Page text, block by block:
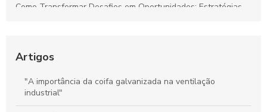
Como Transformar Desafios em Oportunidades: Estratégias
de Forma Eficiente
Calhas Personalizadas: Como Garantir a Proteção Ideal
Contra a Água da Chuva na Sua Casa
Artigos
"A importância da coifa galvanizada na ventilação
industrial"